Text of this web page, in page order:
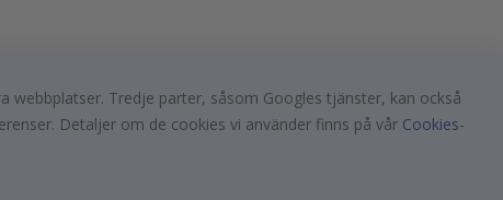
webbplatser. Tredje parter, såsom Googles tjänster, kan också
Detaljer om de cookies vi använder finns på vår Cookies-